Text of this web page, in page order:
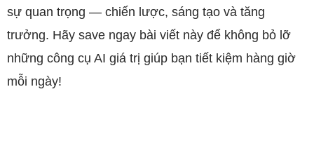
sự quan trọng — chiến lược, sáng tạo và tăng
trưởng. Hãy save ngay bài viết này để không bỏ lỡ
những công cụ AI giá trị giúp bạn tiết kiệm hàng giờ
mỗi ngày!